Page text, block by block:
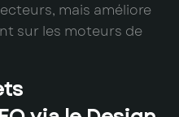
mais améliore
sur les moteurs de